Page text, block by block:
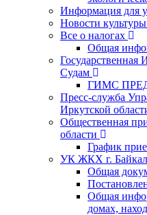
Информация для
Новости
Все о налогах
Общая
Судам
ГИМС
Пресс-служба
Иркутской
Общественная
области
График
УК ЖКХ г.
Общая
Общая
домах,